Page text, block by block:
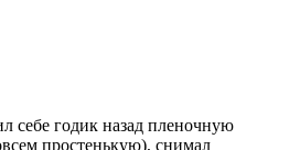
себе годик назад пленочную
простенькую), снимал